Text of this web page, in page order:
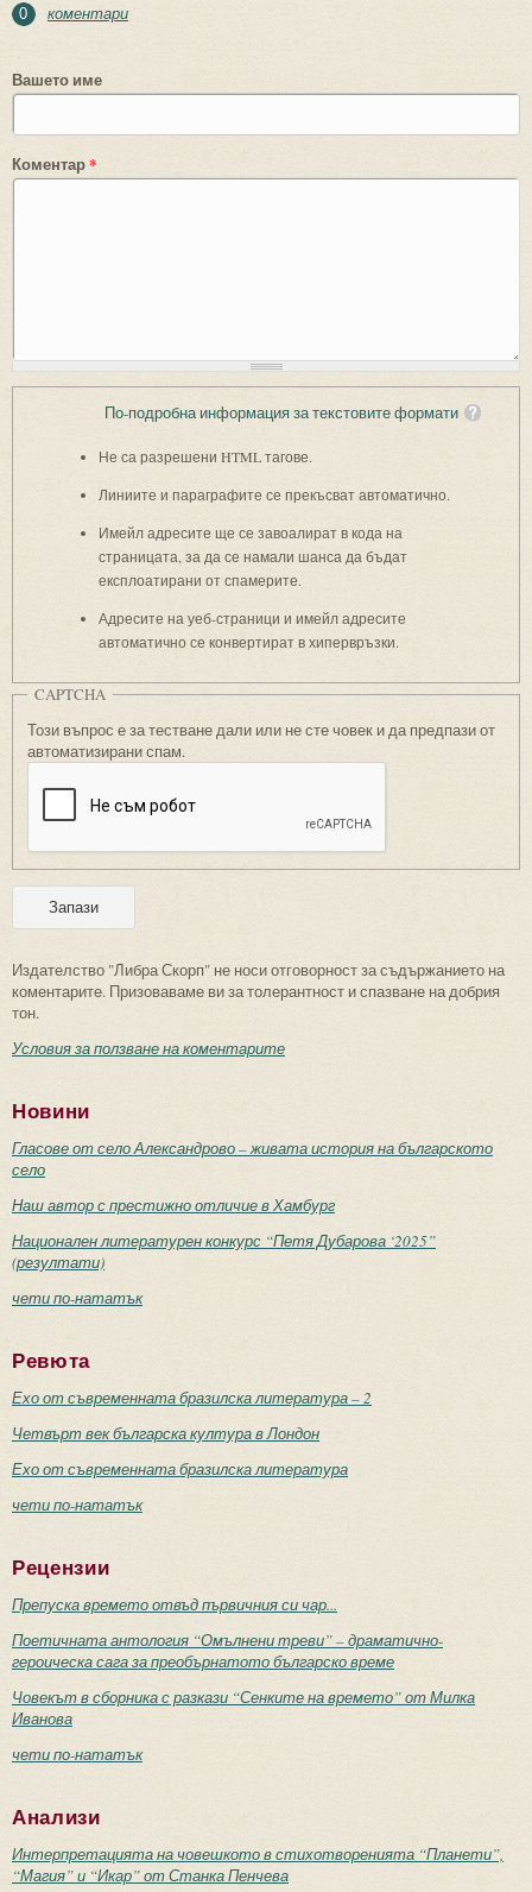
0 коментари
Вашето име
Коментар*
По-подробна информация за текстовите формати
Не са разрешени HTML тагове.
Линиите и параграфите се прекъсват автоматично.
Имейл адресите ще се завоалират в кода на
страницата, за да се намали шанса да бъдат
експлоатирани от спамерите.
Адресите на уеб-страници и имейл адресите
автоматично се конвертират в хипервръзки.
CAPTCHA
Този въпрос е за тестване дали или не сте човек и да предпази от
автоматизирани спам.
Издателство "Либра Скорп" не носи отговорност за съдържанието на
коментарите. Призоваваме ви за толерантност и спазване на добрия
тон.
Условия за ползване на коментарите
Новини
Гласове от село Александрово – живата история на българското
село
Наш автор с престижно отличие в Хамбург
Национален литературен конкурс “Петя Дубарова ‘2025”
(резултати)
чети по-нататък
Ревюта
Ехо от съвременната бразилска литература – 2
Четвърт век българска култура в Лондон
Ехо от съвременната бразилска литература
чети по-нататък
Рецензии
Препуска времето отвъд първичния си чар...
Поетичната антология “Омълнени треви” – драматично-
героическа сага за преобърнатото българско време
Човекът в сборника с разкази “Сенките на времето” от Милка
Иванова
чети по-нататък
Анализи
Интерпретацията на човешкото в стихотворенията “Планети”,
“Магия” и “Икар” от Станка Пенчева